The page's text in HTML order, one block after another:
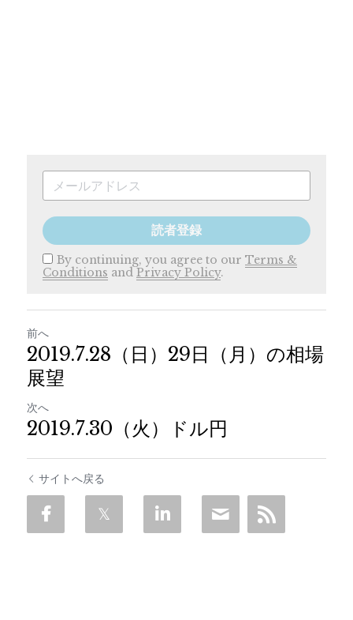
読者登録
By continuing, you agree to our Terms &
Conditions and Privacy Policy.
前へ
2019.7.28（日）29日（月）の相場
展望
次へ
2019.7.30（火）ドル円
サイトへ戻る